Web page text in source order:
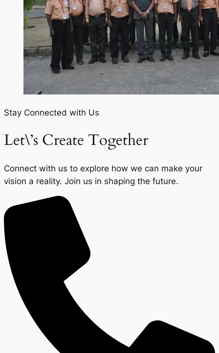
Stay Connected with Us
Let\’s Create Together
Connect with us to explore how we can make your
vision a reality. Join us in shaping the future.